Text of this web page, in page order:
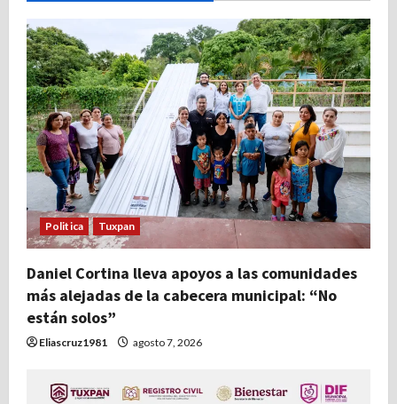
i
ó
n
d
e
e
n
t
r
a
Politica Tuxpan
Daniel Cortina lleva apoyos a las comunidades
más alejadas de la cabecera municipal: “No
están solos”
Eliascruz1981 agosto 7, 2026